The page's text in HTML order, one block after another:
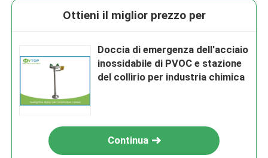
Ottieni il miglior prezzo per
Doccia di emergenza dell'acciaio
inossidabile di PVOC e stazione
del collirio per industria chimica
Continua